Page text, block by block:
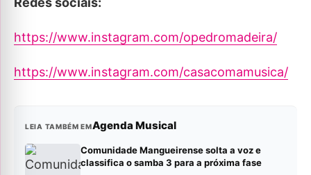
https://www.instagram.com/opedromadeira/
https://www.instagram.com/casacomamusica/
LEIA TAMBÉM EMAgenda Musical
Comunidade Mangueirense solta a voz e
classifica o samba 3 para a próxima fase